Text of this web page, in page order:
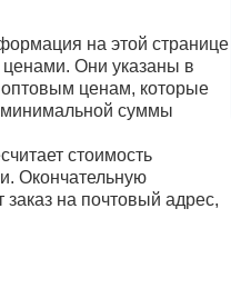
на этой странице
Они указаны в
ценам, которые
минимальной суммы
стоимость
Окончательную
заказ на почтовый адрес,